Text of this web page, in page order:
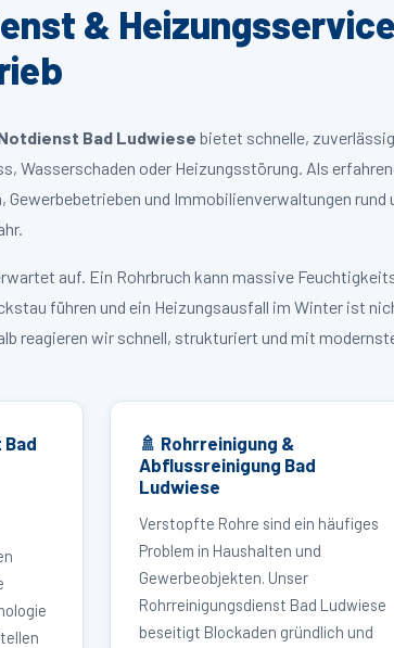
&
Bad Ludwiese bietet schnelle,
Wasserschaden oder Heizungsstörung. Als
und Immobilienverwaltungen rund
auf. Ein Rohrbruch kann massive
führen und ein Heizungsausfall im Winter ist
reagieren wir schnell, strukturiert und mit
🚿 Rohrreinigung &
Abflussreinigung Bad
Ludwiese
Verstopfte Rohre sind ein häufiges
Problem in Haushalten und
Gewerbeobjekten. Unser
Rohrreinigungsdienst Bad Ludwiese
beseitigt Blockaden gründlich und